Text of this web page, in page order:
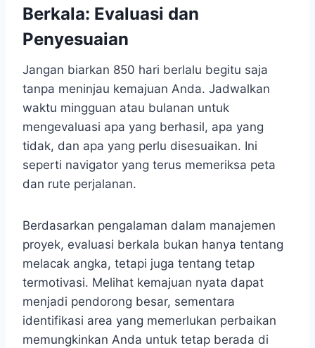
Berkala: Evaluasi dan
Penyesuaian
Jangan biarkan 850 hari berlalu begitu saja
tanpa meninjau kemajuan Anda. Jadwalkan
waktu mingguan atau bulanan untuk
mengevaluasi apa yang berhasil, apa yang
tidak, dan apa yang perlu disesuaikan. Ini
seperti navigator yang terus memeriksa peta
dan rute perjalanan.
Berdasarkan pengalaman dalam manajemen
proyek, evaluasi berkala bukan hanya tentang
melacak angka, tetapi juga tentang tetap
termotivasi. Melihat kemajuan nyata dapat
menjadi pendorong besar, sementara
identifikasi area yang memerlukan perbaikan
memungkinkan Anda untuk tetap berada di